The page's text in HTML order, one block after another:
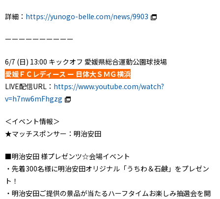
詳細： https://yunogo-belle.com/news/9903
ーーーーーーーーーー
6/7 (日) 13:00 キックオフ 愛媛県総合運動公園球技場
愛媛ＦＣレディース ー 日体大ＳＭＧ横浜
LIVE配信URL： https://www.youtube.com/watch?
v=h7nw6mFhgzg
＜イベント情報＞
★マッチスポンサー：明治安田
■明治安田 様プレゼンツ☆会場イベント
・先着300名様に明治安田オリジナル「うちわ＆石鹸」をプレゼン
ト！
・明治安田ご提供の景品が当たるハーフタイムお楽しみ抽選会を開